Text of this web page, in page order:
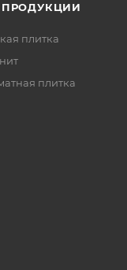
ПРОДУКЦИИ
плитка
плитка